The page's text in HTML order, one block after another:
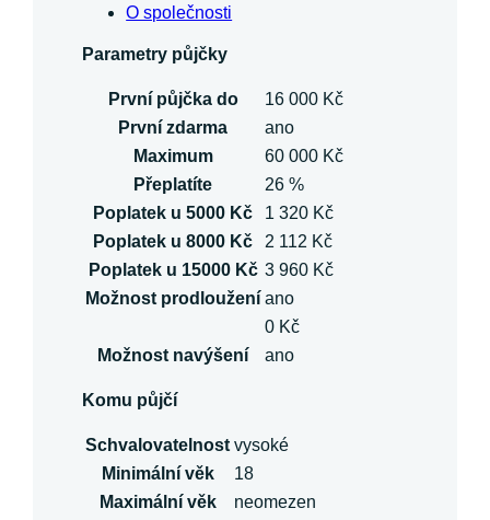
O společnosti
Parametry půjčky
První půjčka do
16 000 Kč
První zdarma
ano
Maximum
60 000 Kč
Přeplatíte
26 %
Poplatek u 5000 Kč
1 320 Kč
Poplatek u 8000 Kč
2 112 Kč
Poplatek u 15000 Kč 3 960 Kč
Možnost prodloužení ano
0 Kč
Možnost navýšení
ano
Komu půjčí
Schvalovatelnost vysoké
Minimální věk
18
Maximální věk
neomezen